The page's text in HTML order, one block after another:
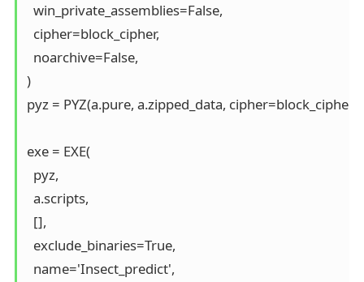
  win_private_assemblies=False,
  cipher=block_cipher,
  noarchive=False,
)
pyz = PYZ(a.pure, a.zipped_data, cipher=block_cipher)
exe = EXE(
  pyz,
  a.scripts,
  [],
  exclude_binaries=True,
  name='Insect_predict',